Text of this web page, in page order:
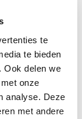
te
te bieden
Ook delen we
onze
analyse. Deze
met andere